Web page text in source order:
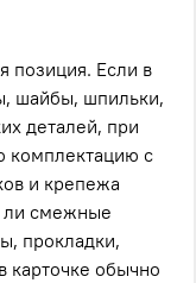
позиция. Если в
шайбы, шпильки,
деталей, при
комплектацию с
и крепежа
ли смежные
прокладки,
обычно